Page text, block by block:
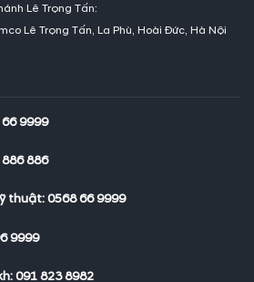
Lê Trọng Tấn:
Lê Trọng Tấn, La Phù, Hoài Đức, Hà Nội
9999
886
thuật:0568 66 9999
9999
091 823 8982